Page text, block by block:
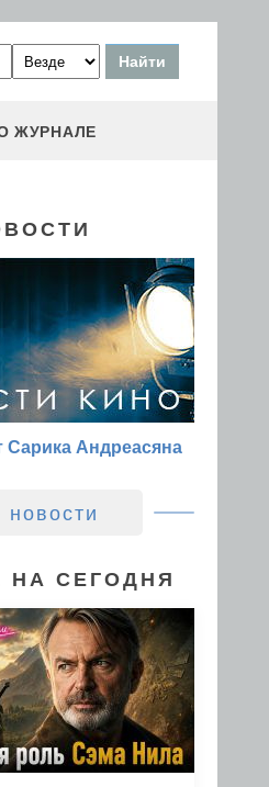
ЖУРНАЛЕ
Сарика Андреасяна
новости
НА СЕГОДНЯ